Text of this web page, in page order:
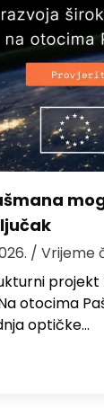
/ Vrijeme
otocima
optičke…